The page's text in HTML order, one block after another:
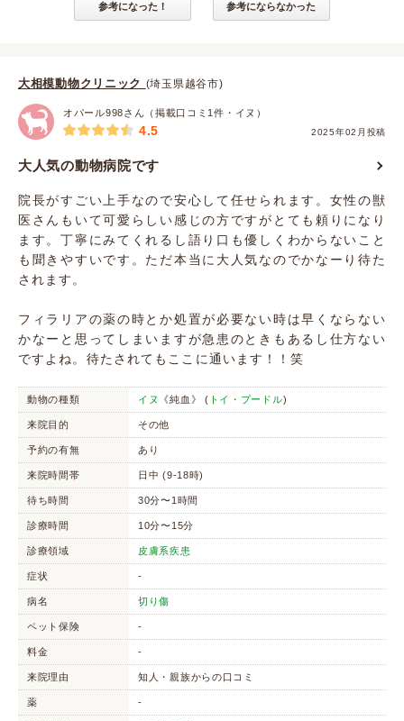
参考になった！ 参考にならなかった
大相模動物クリニック (埼玉県越谷市)
オパール998さん（掲載口コミ1件・イヌ）
2025年02月投稿
4.5
大人気の動物病院です
院長がすごい上手なので安心して任せられます。女性の獣
医さんもいて可愛らしい感じの方ですがとても頼りになり
ます。丁寧にみてくれるし語り口も優しくわからないこと
も聞きやすいです。ただ本当に大人気なのでかなーり待た
されます。
フィラリアの薬の時とか処置が必要ない時は早くならない
かなーと思ってしまいますが急患のときもあるし仕方ない
ですよね。待たされてもここに通います！！笑
動物の種類 イヌ 《純血》 ( トイ・プードル)
来院目的 その他
予約の有無 あり
来院時間帯 日中 (9-18時)
待ち時間 30分〜1時間
診療時間 10分〜15分
診療領域 皮膚系疾患
症状 -
病名 切り傷
ペット保険 -
料金 -
来院理由 知人・親族からの口コミ
薬 -